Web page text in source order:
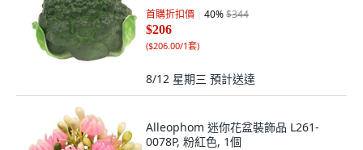
首購折扣價 40%$344
$206
($206.00/1套)
8/12 星期三 預計送達
Alleophom 迷你花盆裝飾品 L261-
0078P, 粉紅色, 1個